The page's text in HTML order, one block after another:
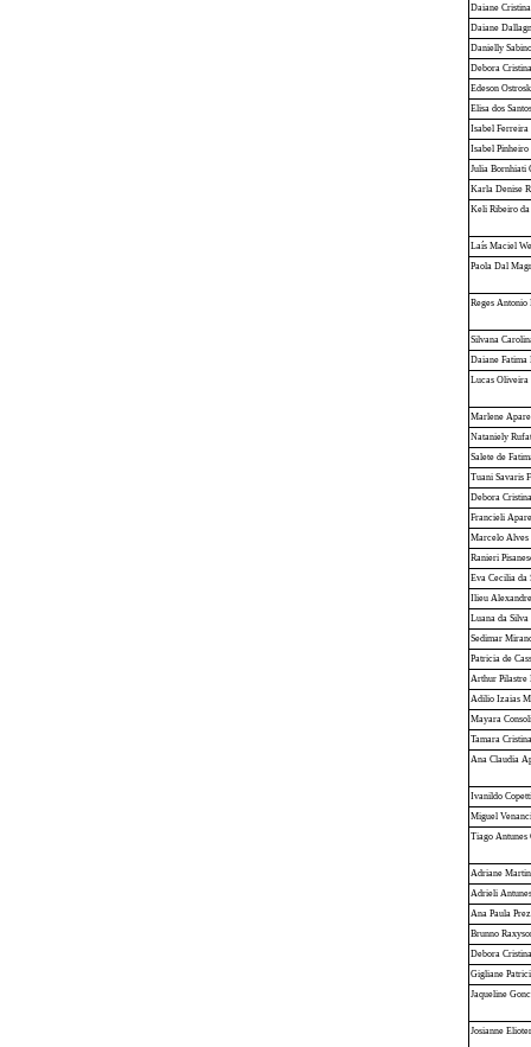
Daiane
Daiane
Danielly
Debora
Edeson
Elisa dos
Isabel Ferreira
Isabel Pinheiro
Julia Bornhiati
Karla Denise
Keli Ribeiro da
Laís Maciel
Paola Dal
Reges Antonio
Silvana
Daiane Fatima
Lucas Oliveira
Marlene
Nataniely
Salete de
Tuani Savaris
Debora
Francieli
Marcelo Alves
Ranieri
Eva Cecilia da
Ilieu
Luana da Silva
Sedimar
Patricia de
Arthur Pilastre
Adilio Izaias
Mayara Consoli
Tamara
Ana Claudia
Ivanildo Copetti
Miguel
Tiago Antunes
Adriane
Adrieli
Ana Paula
Brunno
Debora
Gigliane
Jaqueline
Josianne